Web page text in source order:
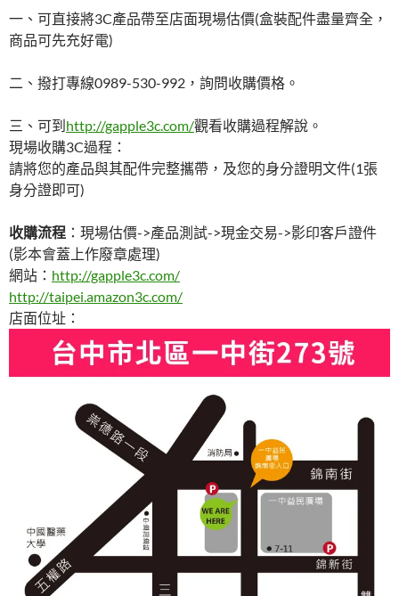
一、可直接將3C產品帶至店面現場估價(盒裝配件盡量齊全，
商品可先充好電)
二、撥打專線0989-530-992，詢問收購價格。
三、可到http://gapple3c.com/觀看收購過程解說。
現場收購3C過程：
請將您的產品與其配件完整攜帶，及您的身分證明文件(1張
身分證即可)
收購流程 ：現場估價->產品測試->現金交易->影印客戶證件
(影本會蓋上作廢章處理)
網站： http://gapple3c.com/
http://taipei.amazon3c.com/
店面位址：